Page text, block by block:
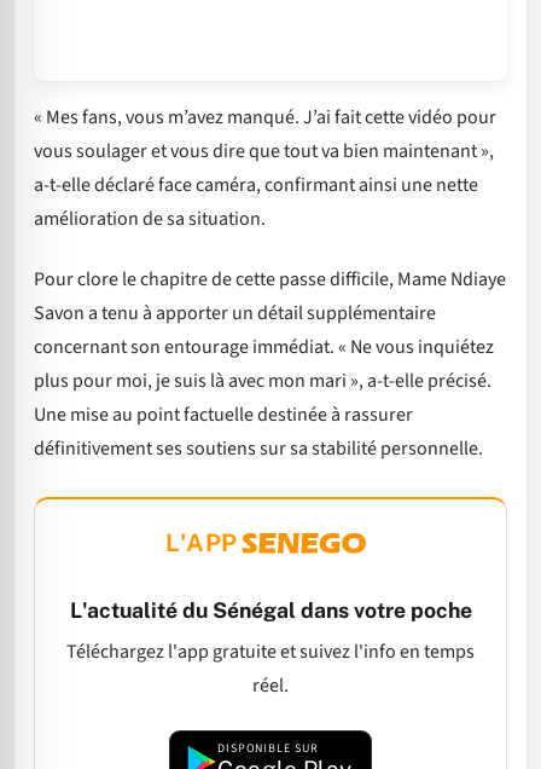
« Mes fans, vous m’avez manqué. J’ai fait cette vidéo pour
vous soulager et vous dire que tout va bien maintenant »,
a-t-elle déclaré face caméra, confirmant ainsi une nette
amélioration de sa situation.
Pour clore le chapitre de cette passe difficile, Mame Ndiaye
Savon a tenu à apporter un détail supplémentaire
concernant son entourage immédiat. « Ne vous inquiétez
plus pour moi, je suis là avec mon mari », a-t-elle précisé.
Une mise au point factuelle destinée à rassurer
définitivement ses soutiens sur sa stabilité personnelle.
L'APP
L'actualité du Sénégal dans votre poche
Téléchargez l'app gratuite et suivez l'info en temps
réel.
DISPONIBLE SUR